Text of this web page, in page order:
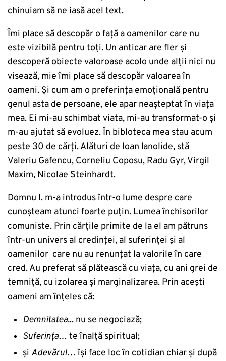
chinuiam să ne iasă acel text.
Îmi place să descopăr o față a oamenilor care nu
este vizibilă pentru toți. Un anticar are fler și
descoperă obiecte valoroase acolo unde alții nici nu
visează, mie îmi place să descopăr valoarea în
oameni. Și cum am o preferința emoțională pentru
genul asta de persoane, ele apar neașteptat în viața
mea. Ei mi-au schimbat viata, mi-au transformat-o și
m-au ajutat să evoluez. În bibloteca mea stau acum
peste 30 de cărți. Alături de Ioan Ianolide, stă
Valeriu Gafencu, Corneliu Coposu, Radu Gyr, Virgil
Maxim, Nicolae Steinhardt.
Domnu I. m-a introdus într-o lume despre care
cunoșteam atunci foarte puțin. Lumea închisorilor
comuniste. Prin cărțile primite de la el am pătruns
într-un univers al credinței, al suferinței și al
oamenilor care nu au renunțat la valorile în care
cred. Au preferat să plătească cu viața, cu ani grei de
temniță, cu izolarea și marginalizarea. Prin acești
oameni am înțeles că:
Demnitatea... nu se negociază;
Suferința… te înalță spiritual;
și Adevărul… își face loc în cotidian chiar și după